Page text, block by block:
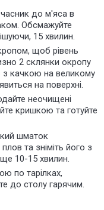
до м'яса в
Обсмажуйте
15 хвилин.
щоб рівень
2 склянки окропу
з качкою на великому
на поверхні.
неочищені
кришкою та готуйте
шматок
та зніміть його з
10-15 хвилин.
по тарілках,
до столу гарячим.